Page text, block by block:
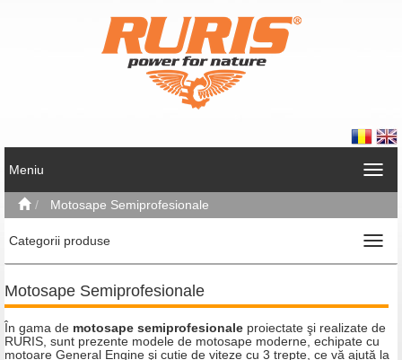
Meniu
Motosape Semiprofesionale
Categorii produse
Motosape Semiprofesionale
În gama de motosape semiprofesionale proiectate şi realizate de
RURIS, sunt prezente modele de motosape moderne, echipate cu
motoare General Engine şi cutie de viteze cu 3 trepte, ce vă ajută la